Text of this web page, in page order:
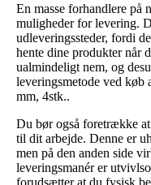
En masse forhandlere på
muligheder for levering.
udleveringssteder, fordi
hente dine produkter når
ualmindeligt nem, og
leveringsmetode ved køb
mm, 4stk..
Du bør også foretrække
til dit arbejde. Denne er
men på den anden side
leveringsmanér er
forudsætter at du fysisk